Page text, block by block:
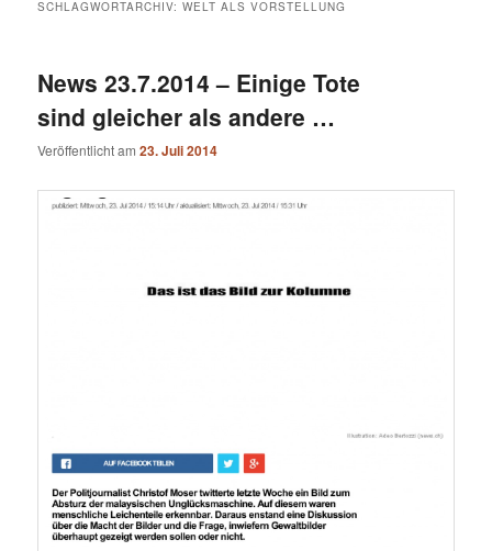
SCHLAGWORTARCHIV:WELT ALS VORSTELLUNG
News 23.7.2014 – Einige Tote
sind gleicher als andere …
Veröffentlicht am23. Juli 2014